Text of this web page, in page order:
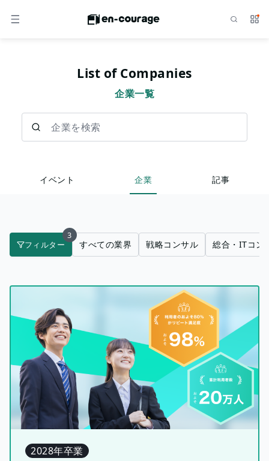
メニュー サ
List of Companies
企業一覧
イベント 企業 記事
フィルター
3
すべての業界 戦略コンサル 総合・ITコン
2028年卒業